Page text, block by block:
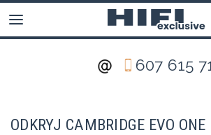
607 615
ODKRYJ CAMBRIDGE EVO ONE